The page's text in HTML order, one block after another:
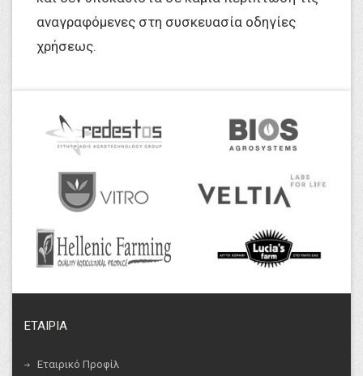
αναγραφόμενες στη συσκευασία οδηγίες
χρήσεως.
ΕΤΑΙΡΙΑ
Εταιρικό Προφίλ